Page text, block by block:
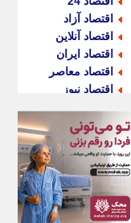
اقتصاد آزاد
اقتصاد آنلاین
اقتصاد ایران
اقتصاد معاصر
اقتصاد نیوز
اکوفارس
اکونگار
اکونیوز
الف
انتشار آنلاین
اندیشه قرن